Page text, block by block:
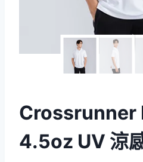
Crossrunner
4.5oz UV 涼